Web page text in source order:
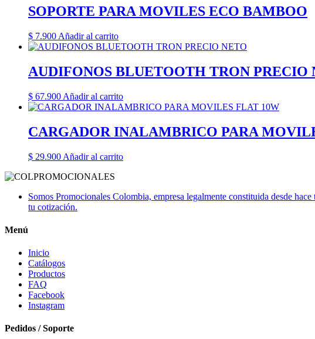
SOPORTE PARA MOVILES ECO BAMBOO
$ 7.900 Añadir al carrito
AUDIFONOS BLUETOOTH TRON PRECIO
$ 67.900 Añadir al carrito
CARGADOR INALAMBRICO PARA
$ 29.900 Añadir al carrito
Somos Promocionales Colombia, empresa legalmente constituida desde
tu cotización.
Menú
Inicio
Catálogos
Productos
FAQ
Facebook
Instagram
Pedidos / Soporte